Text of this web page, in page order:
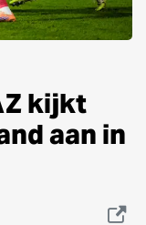
kijkt
aan in